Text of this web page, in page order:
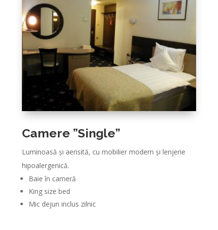
Camere ”Single”
Luminoasă și aerisită, cu mobilier modern și lenjerie
hipoalergenică.
Baie în cameră
King size bed
Mic dejun inclus zilnic